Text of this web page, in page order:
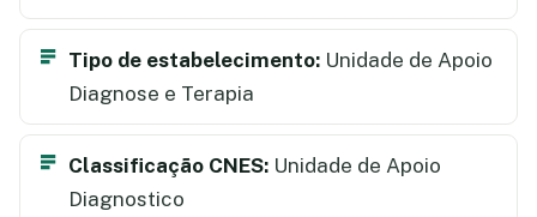
Tipo de estabelecimento: Unidade de Apoio
Diagnose e Terapia
Classificação CNES: Unidade de Apoio
Diagnostico